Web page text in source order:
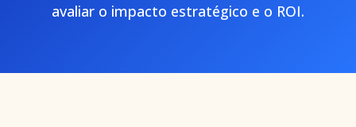
avaliar o impacto estratégico e o ROI.